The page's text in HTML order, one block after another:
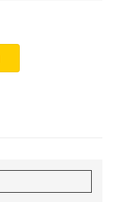
GDS 18V-400 số